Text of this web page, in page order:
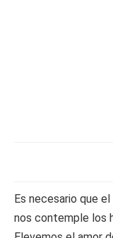
Es necesario que el
nos contemple los